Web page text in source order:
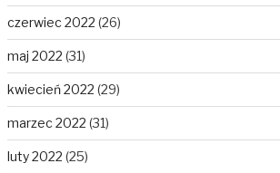
czerwiec 2022 (26)
maj 2022 (31)
kwiecień 2022 (29)
marzec 2022 (31)
luty 2022 (25)